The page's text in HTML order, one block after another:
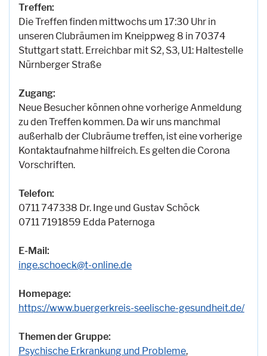
Treffen:
Die Treffen finden mittwochs um 17:30 Uhr in
unseren Clubräumen im Kneippweg 8 in 70374
Stuttgart statt. Erreichbar mit S2, S3, U1: Haltestelle
Nürnberger Straße
Zugang:
Neue Besucher können ohne vorherige Anmeldung
zu den Treffen kommen. Da wir uns manchmal
außerhalb der Clubräume treffen, ist eine vorherige
Kontaktaufnahme hilfreich. Es gelten die Corona
Vorschriften.
Telefon:
0711 747338 Dr. Inge und Gustav Schöck
0711 7191859 Edda Paternoga
E-Mail:
inge.schoeck@t-online.de
Homepage:
https://www.buergerkreis-seelische-gesundheit.de/
Themen der Gruppe:
Psychische Erkrankung und Probleme,